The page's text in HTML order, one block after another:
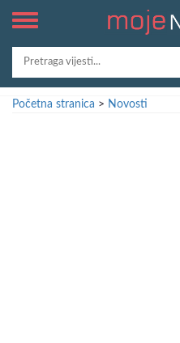
Početna stranica > Novosti